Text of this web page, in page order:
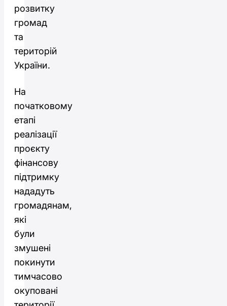
розвитку
громад
та
територій
України.
На
початковому
етапі
реалізації
проєкту
фінансову
підтримку
нададуть
громадянам,
які
були
змушені
покинути
тимчасово
окуповані